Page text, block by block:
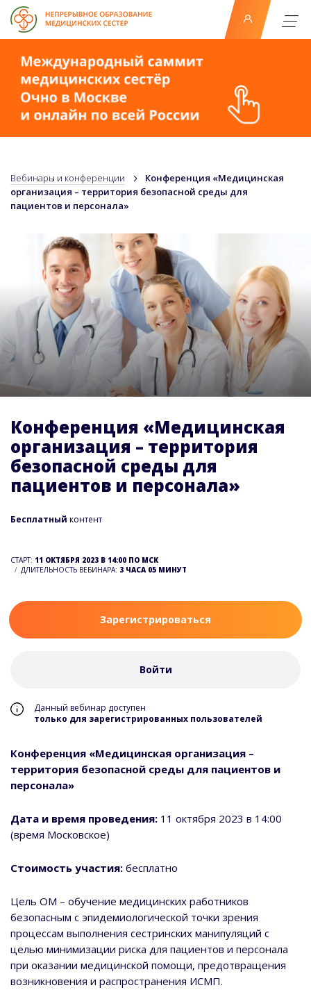
Вебинары и конференции
Конференция «Медицинская
организация – территория безопасной среды для
пациентов и персонала»
Конференция «Медицинская
организация – территория
безопасной среды для
пациентов и персонала»
Бесплатный контент
СТАРТ: 11 ОКТЯБРЯ 2023 В 14:00 ПО МСК
ДЛИТЕЛЬНОСТЬ ВЕБИНАРА: 3 ЧАСА 05 МИНУТ
Зарегистрироваться
Войти
Данный вебинар доступен
только для зарегистрированных пользователей
Конференция «Медицинская организация –
территория безопасной среды для пациентов и
персонала»
Дата и время проведения: 11 октября 2023 в 14:00
(время Московское)
Стоимость участия: бесплатно
Цель ОМ – обучение медицинских работников
безопасным с эпидемиологической точки зрения
процессам выполнения сестринских манипуляций с
целью минимизации риска для пациентов и персонала
при оказании медицинской помощи, предотвращения
возникновения и распространения ИСМП.